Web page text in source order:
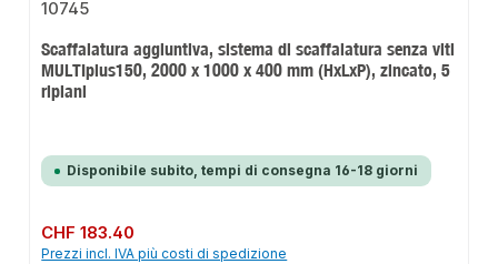
Scaffalatura aggiuntiva, sistema di scaffalatura senza viti
MULTIplus150, 2000 x 1000 x 400 mm (HxLxP), zincato, 5
ripiani
Disponibile subito, tempi di consegna 16-18 giorni
Prezzo normale:
CHF 183.40
Prezzi incl. IVA più costi di spedizione